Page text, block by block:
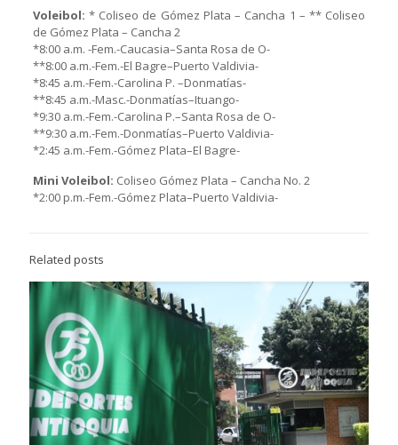
Voleibol: * Coliseo de Gómez Plata – Cancha 1 – ** Coliseo
de Gómez Plata – Cancha 2
*8:00 a.m. -Fem.-Caucasia–Santa Rosa de O-
**8:00 a.m.-Fem.-El Bagre–Puerto Valdivia-
*8:45 a.m.-Fem.-Carolina P. –Donmatías-
**8:45 a.m.-Masc.-Donmatías–Ituango-
*9:30 a.m.-Fem.-Carolina P.–Santa Rosa de O-
**9:30 a.m.-Fem.-Donmatías–Puerto Valdivia-
*2:45 a.m.-Fem.-Gómez Plata–El Bagre-
Mini Voleibol: Coliseo Gómez Plata – Cancha No. 2
*2:00 p.m.-Fem.-Gómez Plata–Puerto Valdivia-
Related posts